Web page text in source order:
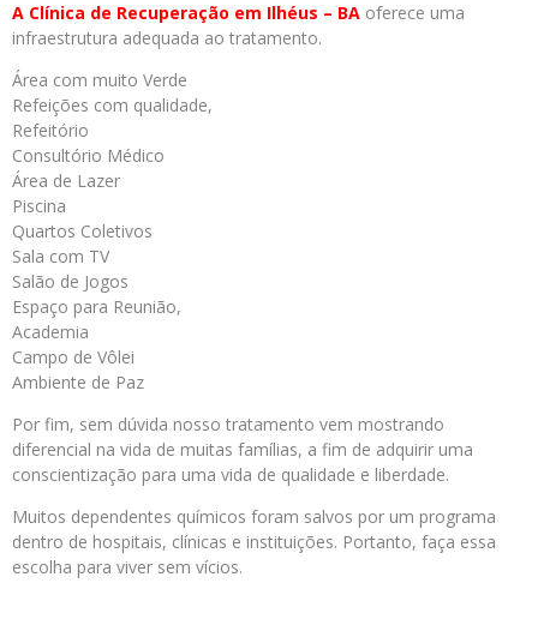
A Clínica de Recuperação em Ilhéus – BA oferece uma
infraestrutura adequada ao tratamento.
Área com muito Verde
Refeições com qualidade,
Refeitório
Consultório Médico
Área de Lazer
Piscina
Quartos Coletivos
Sala com TV
Salão de Jogos
Espaço para Reunião,
Academia
Campo de Vôlei
Ambiente de Paz
Por fim, sem dúvida nosso tratamento vem mostrando
diferencial na vida de muitas famílias, a fim de adquirir uma
conscientização para uma vida de qualidade e liberdade.
Muitos dependentes químicos foram salvos por um programa
dentro de hospitais, clínicas e instituições. Portanto, faça essa
escolha para viver sem vícios.